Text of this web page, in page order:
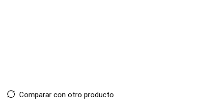
Comparar con otro producto